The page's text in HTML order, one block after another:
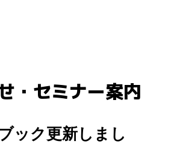
・セミナー案内
ック更新しまし